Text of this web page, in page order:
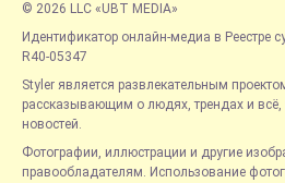
© 2026 LLC «UBT MEDIA»
Идентификатор онлайн-медиа в Реестре
R40-05347
Styler является развлекательным
рассказывающим о людях, трендах и всё,
новостей.
Фотографии, иллюстрации и другие
правообладателям. Использование